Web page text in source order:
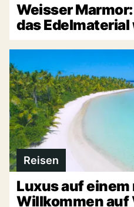
Weisser
das
Reisen
Luxus auf einem
Willkommen auf